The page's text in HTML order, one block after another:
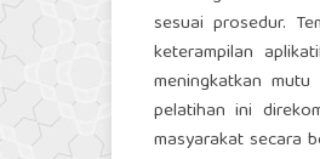
sesuai prosedur.
keterampilan
meningkatkan
pelatihan ini
masyarakat secara